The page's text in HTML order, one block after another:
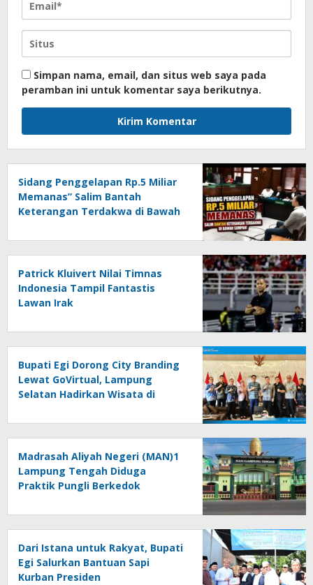
Simpan nama, email, dan situs web saya pada
peramban ini untuk komentar saya berikutnya.
Sidang Penggelapan Rp.5 Miliar
Memanas” Salim Bantah
Keterangan Terdakwa di Bawah
Patrick Kluivert Nilai Timnas
Indonesia Tampil Fantastis
Lawan Irak
Bupati Egi Dorong City Branding
Lewat GoVirtual, Lampung
Selatan Hadirkan Wisata di
Madrasah Aliyah Negeri (MAN)1
Lampung Tengah Diduga
Praktik Pungli Berkedok
Faktanya …!!!
Dari Istana untuk Rakyat, Bupati
Egi Salurkan Bantuan Sapi
Kurban Presiden